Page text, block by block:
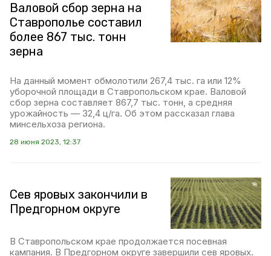
Валовой сбор зерна на
Ставрополье составил
более 867 тыс. тонн
зерна
На данный момент обмолотили 267,4 тыс. га или 12%
уборочной площади в Ставропольском крае. Валовой
сбор зерна составляет 867,7 тыс. тонн, а средняя
урожайность — 32,4 ц/га. Об этом рассказал глава
минсельхоза региона.
28 июня 2023, 12:37
Сев яровых закончили в
Предгорном округе
В Ставропольском крае продолжается посевная
кампания. В Предгорном округе завершили сев яровых.